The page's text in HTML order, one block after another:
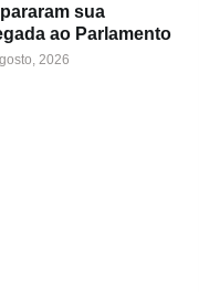
sua
ao Parlamento
2026